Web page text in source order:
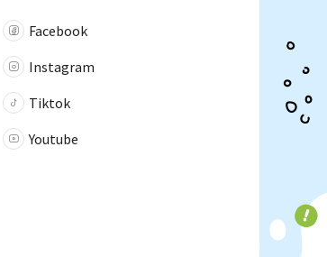
Facebook
Instagram
Tiktok
Youtube